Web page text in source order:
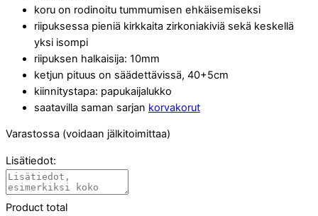
koru on rodinoitu tummumisen ehkäisemiseksi
riipuksessa pieniä kirkkaita zirkoniakiviä sekä keskellä
yksi isompi
riipuksen halkaisija: 10mm
ketjun pituus on säädettävissä, 40+5cm
kiinnitystapa: papukaijalukko
saatavilla saman sarjan korvakorut
Varastossa (voidaan jälkitoimittaa)
Lisätiedot:
Product total